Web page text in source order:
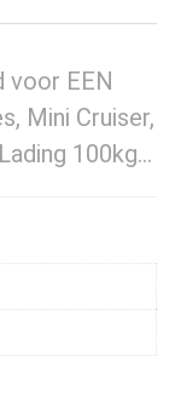
voor EEN
Mini Cruiser,
100kg…